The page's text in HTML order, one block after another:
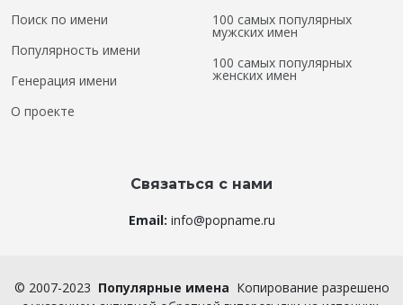
Поиск по имени
Популярность имени
Генерация имени
О проекте
100 самых популярных
мужских имен
100 самых популярных
женских имен
Связаться с нами
Email: info@popname.ru
© 2007-2023 Популярные имена Копирование разрешено